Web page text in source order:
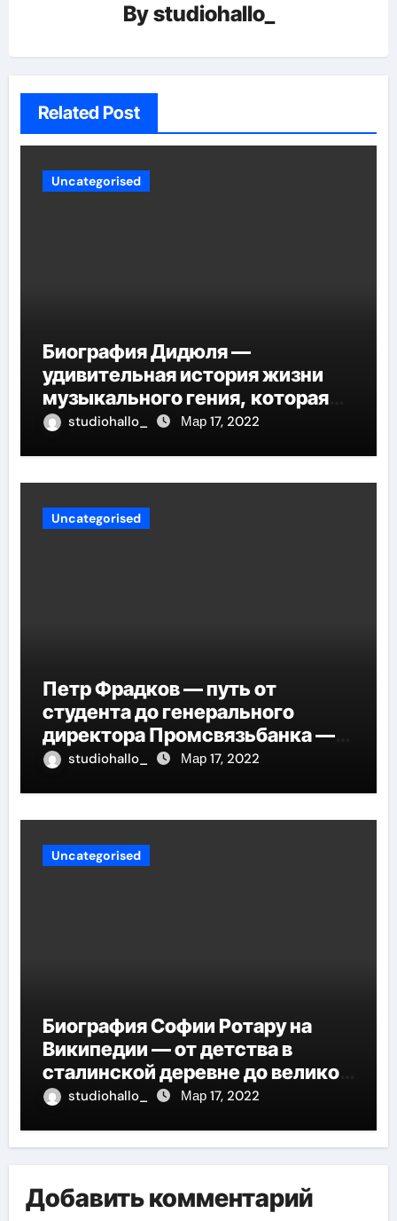
Bystudiohallo_
Related Post
Uncategorised
Биография Дидюля —
удивительная история жизни
музыкального гения, которая
проникнет в самые глубины
studiohallo_ Мар 17, 2022
Uncategorised
Петр Фрадков — путь от
студента до генерального
директора Промсвязьбанка —
биография и рост в банковской
studiohallo_ Мар 17, 2022
Uncategorised
Биография Софии Ротару на
Википедии — от детства в
сталинской деревне до великой
карьеры и яркой личной жизни
studiohallo_ Мар 17, 2022
Добавить комментарий